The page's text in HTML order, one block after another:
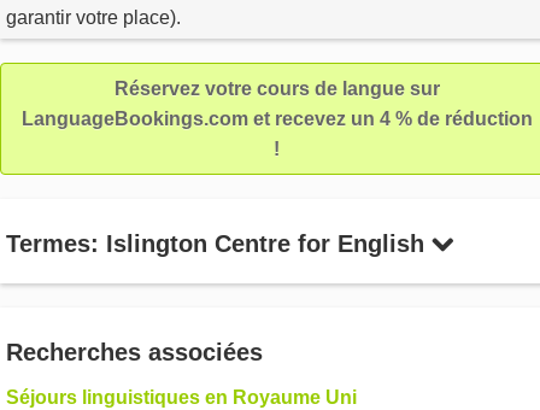
garantir votre place).
Réservez votre cours de langue sur
LanguageBookings.com et recevez un 4 % de réduction
!
Termes: Islington Centre for English
Recherches associées
Séjours linguistiques en Royaume Uni